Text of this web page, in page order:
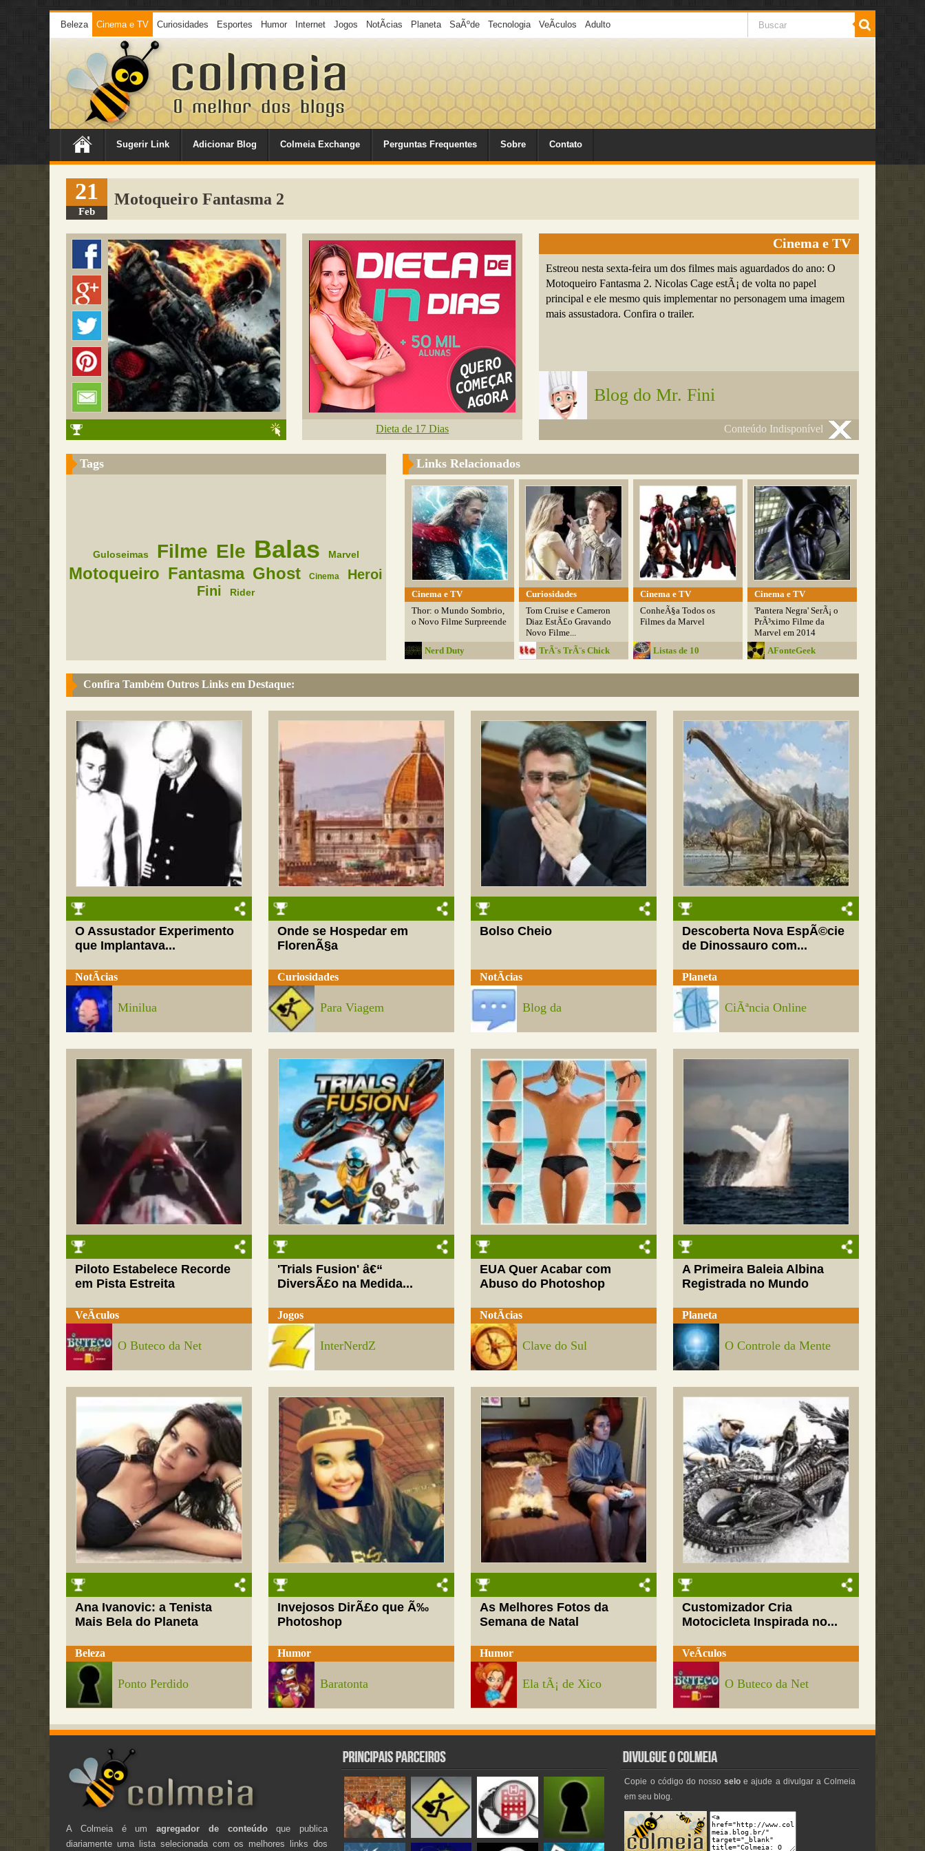
Beleza Cinema e TV Curiosidades Esportes Humor Internet Jogos NotÃ­cias Planeta SaÃºde Tecnologia VeÃ­culos Adulto
Sugerir Link Adicionar Blog Colmeia Exchange Perguntas Frequentes Sobre Contato
21
Feb
Motoqueiro Fantasma 2
Dieta de 17 Dias
Cinema e TV
Estreou nesta sexta-feira um dos filmes mais aguardados do ano: O
Motoqueiro Fantasma 2. Nicolas Cage estÃ¡ de volta no papel
principal e ele mesmo quis implementar no personagem uma imagem
mais assustadora. Confira o trailer.
Blog do Mr. Fini
Conteúdo Indisponível
Tags
Guloseimas Filme Ele Balas Marvel
Motoqueiro Fantasma Ghost Cinema
Heroi
Fini
Rider
Links Relacionados
Cinema e TV
Thor: o Mundo Sombrio,
o Novo Filme Surpreende
Nerd Duty
Curiosidades
Tom Cruise e Cameron
Diaz EstÃ£o Gravando
Novo Filme...
TrÃ¨s TrÃ¨s Chick
Cinema e TV
ConheÃ§a Todos os
Filmes da Marvel
Listas de 10
Cinema e TV
'Pantera Negra' SerÃ¡ o
PrÃ³ximo Filme da
Marvel em 2014
AFonteGeek
Confira Também Outros Links em Destaque:
O Assustador Experimento
que Implantava...
NotÃ­cias
Minilua
Onde se Hospedar em
FlorenÃ§a
Curiosidades
Para Viagem
Bolso Cheio
NotÃ­cias
Blog da
Descoberta Nova EspÃ©cie
de Dinossauro com...
Planeta
CiÃªncia Online
Piloto Estabelece Recorde
em Pista Estreita
VeÃ­culos
O Buteco da Net
'Trials Fusion' â€“
DiversÃ£o na Medida...
Jogos
InterNerdZ
EUA Quer Acabar com
Abuso do Photoshop
NotÃ­cias
Clave do Sul
A Primeira Baleia Albina
Registrada no Mundo
Planeta
O Controle da Mente
Ana Ivanovic: a Tenista
Mais Bela do Planeta
Beleza
Ponto Perdido
Invejosos DirÃ£o que Ã‰
Photoshop
Humor
Baratonta
As Melhores Fotos da
Semana de Natal
Humor
Ela tÃ¡ de Xico
Customizador Cria
Motocicleta Inspirada no...
VeÃ­culos
O Buteco da Net
A Colmeia é umagregador de conteúdoque publica
diariamente uma lista selecionada com os melhores links dos
Copie o código do nossoselo e ajude a divulgar a Colmeia
em seu blog.